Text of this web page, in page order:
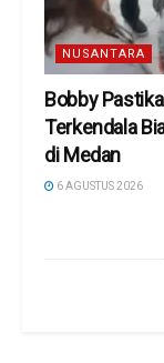
NUSANTARA
Bobby
Terkendala
di Medan
6 AGUSTUS 2026